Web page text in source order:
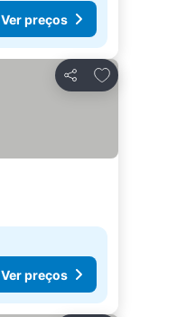
Ver preços
Partilhar
Adicionar
Ver preços